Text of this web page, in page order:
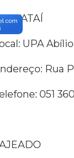
UPA
Rua
051